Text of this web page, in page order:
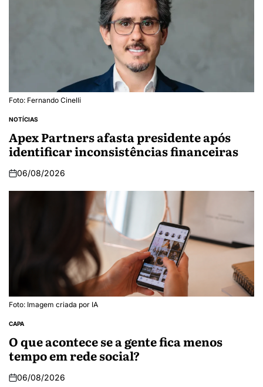
Foto: Fernando Cinelli
NOTÍCIAS
Apex Partners afasta presidente após
identificar inconsistências financeiras
06/08/2026
Foto: Imagem criada por IA
CAPA
O que acontece se a gente fica menos
tempo em rede social?
06/08/2026